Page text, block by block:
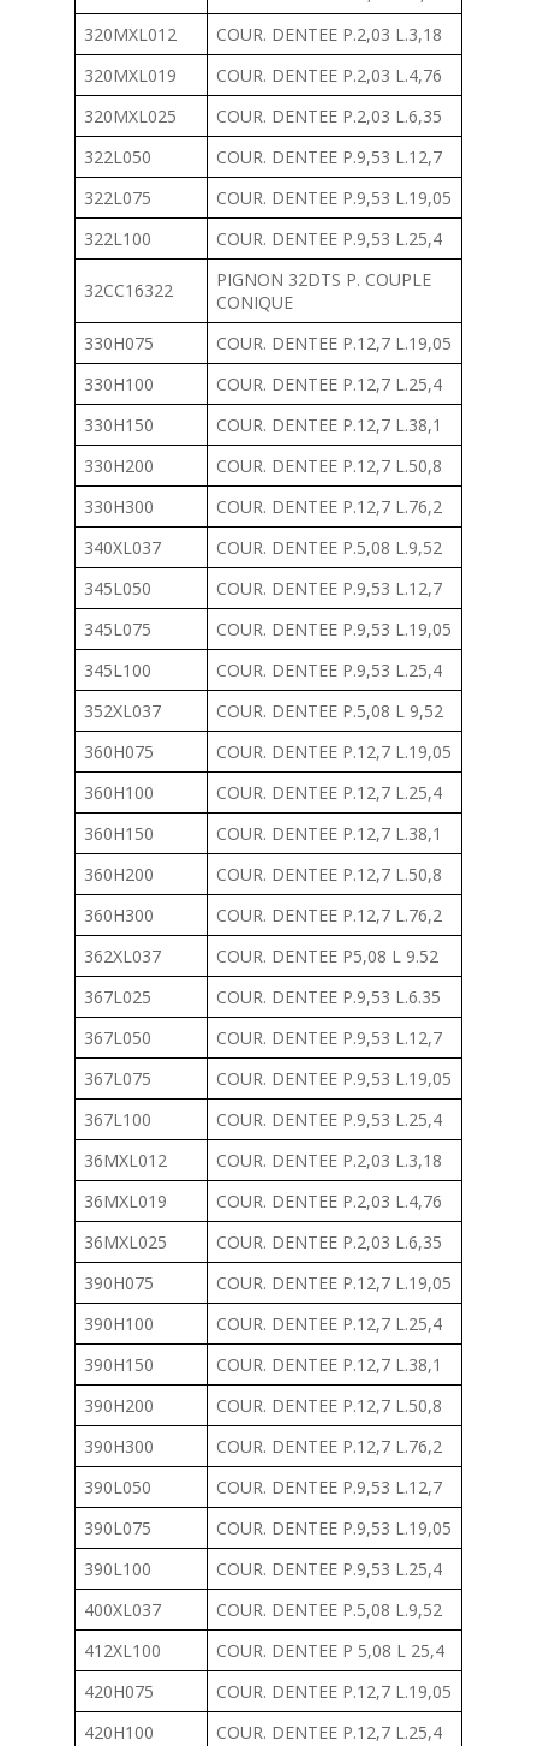
320MXL012
COUR. DENTEE P.2,03 L.3,18
320MXL019
COUR. DENTEE P.2,03 L.4,76
320MXL025
COUR. DENTEE P.2,03 L.6,35
322L050
COUR. DENTEE P.9,53 L.12,7
322L075
COUR. DENTEE P.9,53 L.19,05
322L100
COUR. DENTEE P.9,53 L.25,4
32CC16322
PIGNON 32DTS P. COUPLE
CONIQUE
330H075
COUR. DENTEE P.12,7 L.19,05
330H100
COUR. DENTEE P.12,7 L.25,4
330H150
COUR. DENTEE P.12,7 L.38,1
330H200
COUR. DENTEE P.12,7 L.50,8
330H300
COUR. DENTEE P.12,7 L.76,2
340XL037
COUR. DENTEE P.5,08 L.9,52
345L050
COUR. DENTEE P.9,53 L.12,7
345L075
COUR. DENTEE P.9,53 L.19,05
345L100
COUR. DENTEE P.9,53 L.25,4
352XL037
COUR. DENTEE P.5,08 L 9,52
360H075
COUR. DENTEE P.12,7 L.19,05
360H100
COUR. DENTEE P.12,7 L.25,4
360H150
COUR. DENTEE P.12,7 L.38,1
360H200
COUR. DENTEE P.12,7 L.50,8
360H300
COUR. DENTEE P.12,7 L.76,2
362XL037
COUR. DENTEE P5,08 L 9.52
367L025
COUR. DENTEE P.9,53 L.6.35
367L050
COUR. DENTEE P.9,53 L.12,7
367L075
COUR. DENTEE P.9,53 L.19,05
367L100
COUR. DENTEE P.9,53 L.25,4
36MXL012
COUR. DENTEE P.2,03 L.3,18
36MXL019
COUR. DENTEE P.2,03 L.4,76
36MXL025
COUR. DENTEE P.2,03 L.6,35
390H075
COUR. DENTEE P.12,7 L.19,05
390H100
COUR. DENTEE P.12,7 L.25,4
390H150
COUR. DENTEE P.12,7 L.38,1
390H200
COUR. DENTEE P.12,7 L.50,8
390H300
COUR. DENTEE P.12,7 L.76,2
390L050
COUR. DENTEE P.9,53 L.12,7
390L075
COUR. DENTEE P.9,53 L.19,05
390L100
COUR. DENTEE P.9,53 L.25,4
400XL037
COUR. DENTEE P.5,08 L.9,52
412XL100
COUR. DENTEE P 5,08 L 25,4
420H075
COUR. DENTEE P.12,7 L.19,05
420H100
COUR. DENTEE P.12,7 L.25,4